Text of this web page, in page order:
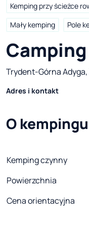
Kemping przy ścieżce
Mały kemping
Pole
Trydent-Górna Adyga,
Adres i kontakt
O kempingu
Kemping czynny
Powierzchnia
Cena orientacyjna